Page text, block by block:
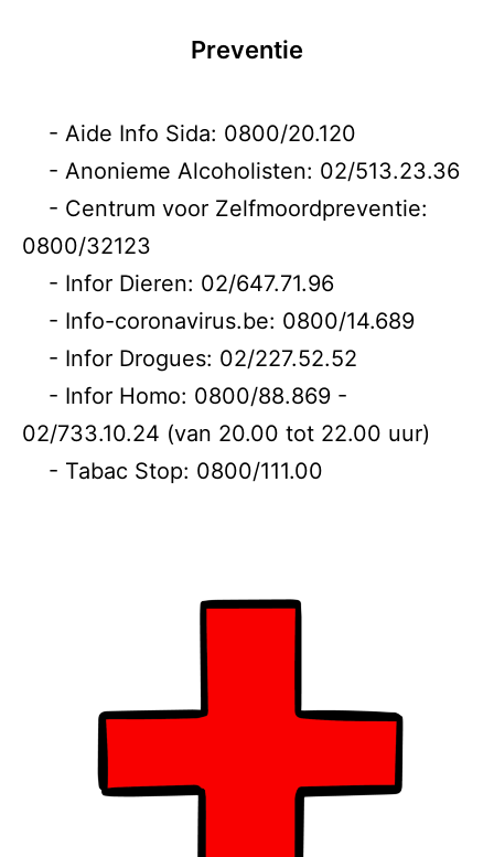
Preventie
- Aide Info Sida: 0800/20.120
- Anonieme Alcoholisten: 02/513.23.36
- Centrum voor Zelfmoordpreventie:
0800/32123
- Infor Dieren: 02/647.71.96
- Info-coronavirus.be: 0800/14.689
- Infor Drogues: 02/227.52.52
- Infor Homo: 0800/88.869 -
02/733.10.24 (van 20.00 tot 22.00 uur)
- Tabac Stop: 0800/111.00